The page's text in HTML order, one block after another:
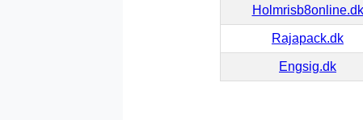
Holmrisb8online.dk
Rajapack.dk
Engsig.dk